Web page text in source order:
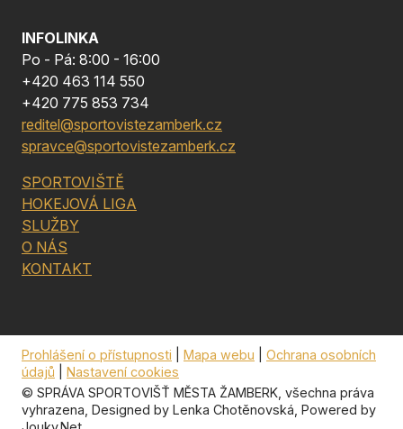
INFOLINKA
Po - Pá: 8:00 - 16:00
+420 463 114 550
+420 775 853 734
reditel@sportovistezamberk.cz
spravce@sportovistezamberk.cz
SPORTOVIŠTĚ
HOKEJOVÁ LIGA
SLUŽBY
O NÁS
KONTAKT
Prohlášení o přístupnosti Mapa webu
Ochrana osobních
údajů
Nastavení cookies
© SPRÁVA SPORTOVIŠŤ MĚSTA ŽAMBERK, všechna práva
vyhrazena, Designed by Lenka Chotěnovská , Powered by